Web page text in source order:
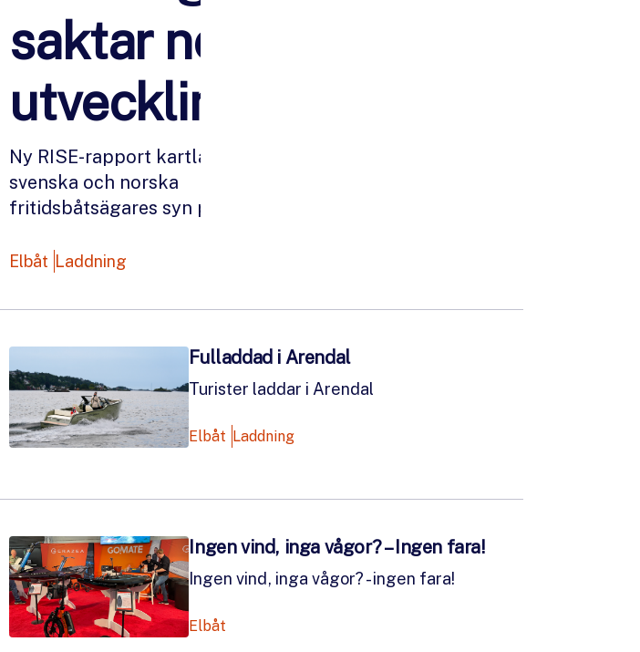
saktar ner
utvecklingen
Ny RISE-rapport kartlägger
svenska och norska
fritidsbåtsägares syn på eldrift
Elbåt Laddning
Fulladdad i Arendal
Turister laddar i Arendal
Elbåt Laddning
Ingen vind, inga vågor? – Ingen fara!
Ingen vind, inga vågor? - ingen fara!
Elbåt